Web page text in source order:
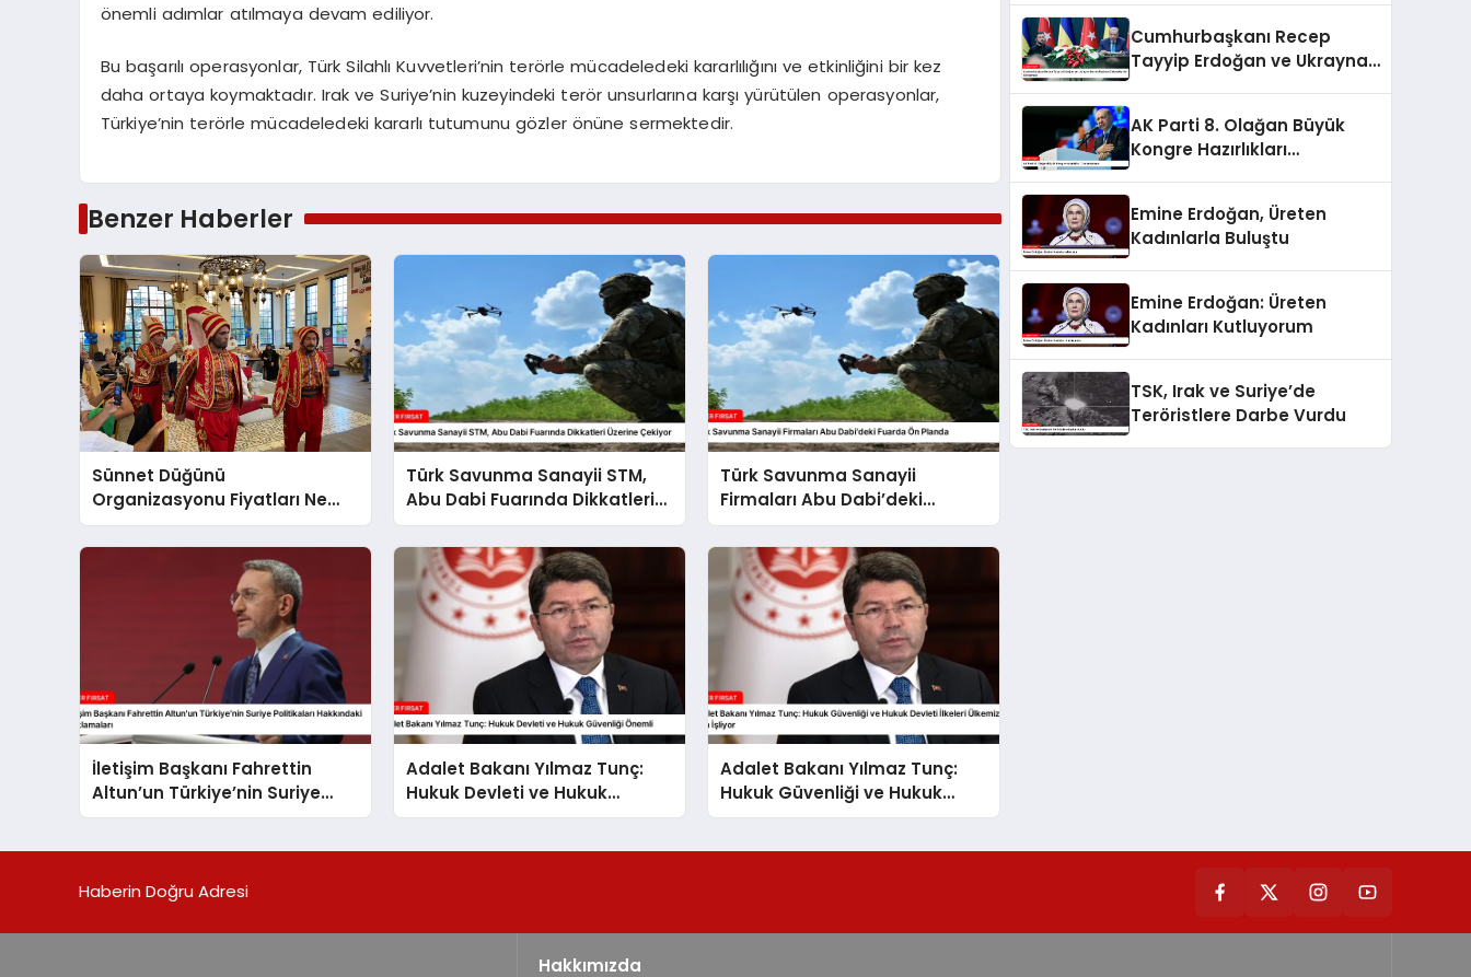
önemli adımlar atılmaya devam ediliyor.
Bu başarılı operasyonlar, Türk Silahlı Kuvvetleri’nin terörle mücadeledeki kararlılığını ve etkinliğini bir kez
daha ortaya koymaktadır. Irak ve Suriye’nin kuzeyindeki terör unsurlarına karşı yürütülen operasyonlar,
Türkiye’nin terörle mücadeledeki kararlı tutumunu gözler önüne sermektedir.
Benzer Haberler
Sünnet Düğünü
Organizasyonu Fiyatları Ne
Kadar
Türk Savunma Sanayii STM,
Abu Dabi Fuarında Dikkatleri
Üzerine Çekiyor
Türk Savunma Sanayii
Firmaları Abu Dabi’deki
Fuarda Ön Planda
İletişim Başkanı Fahrettin
Altun’un Türkiye’nin Suriye
Politikaları Hakkındaki
Adalet Bakanı Yılmaz Tunç:
Hukuk Devleti ve Hukuk
Güvenliği Önemli
Adalet Bakanı Yılmaz Tunç:
Hukuk Güvenliği ve Hukuk
Devleti İlkeleri Ülkemizde Tam
Cumhurbaşkanı Recep
Tayyip Erdoğan ve Ukrayna
AK Parti 8. Olağan Büyük
Kongre Hazırlıkları
Emine Erdoğan, Üreten
Kadınlarla Buluştu
Emine Erdoğan: Üreten
Kadınları Kutluyorum
TSK, Irak ve Suriye’de
Teröristlere Darbe Vurdu
Haberin Doğru Adresi
Hakkımızda